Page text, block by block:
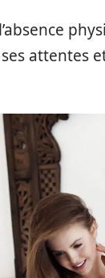
attentes